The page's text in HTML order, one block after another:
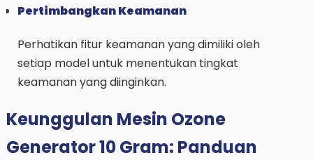
Pertimbangkan Keamanan
Perhatikan fitur keamanan yang dimiliki oleh
setiap model untuk menentukan tingkat
keamanan yang diinginkan.
Keunggulan Mesin Ozone
Generator 10 Gram: Panduan